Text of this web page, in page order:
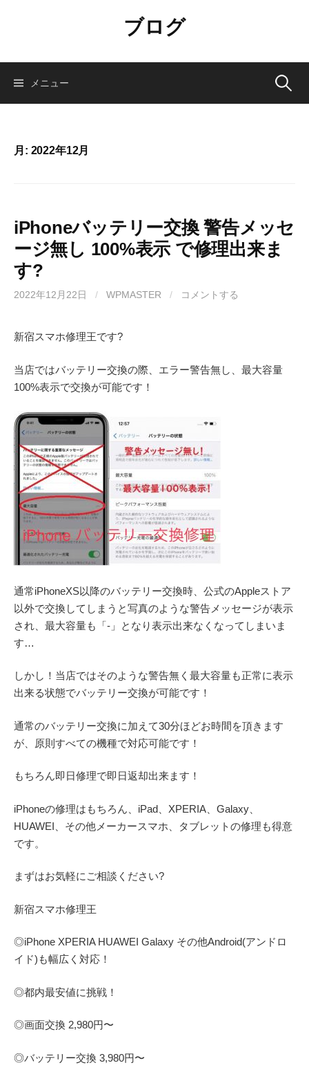
ン
ブログ
メニュー 検
月: 2022年12月
iPhoneバッテリー交換 警告メッセ
ージ無し 100%表示 で修理出来ま
す?
2022年12月22日 / WPMASTER / コメントする
新宿スマホ修理王です?
当店ではバッテリー交換の際、エラー警告無し、最大容量
100%表示で交換が可能です！
通常iPhoneXS以降のバッテリー交換時、公式のAppleストア
以外で交換してしまうと写真のような警告メッセージが表示
され、最大容量も「‐ 」となり表示出来なくなってしまいま
す…
しかし！当店ではそのような警告無く最大容量も正常に表示
出来る状態でバッテリー交換が可能です！
通常のバッテリー交換に加えて30分ほどお時間を頂きます
が、原則すべての機種で対応可能です！
もちろん即日修理で即日返却出来ます！
iPhoneの修理はもちろん、 iPad XPERIA Galaxy
HUAWEI 、その他メーカースマホ、タブレットの修理も得意
です。
まずはお気軽にご相談ください?
新宿スマホ修理王
◎iPhone XPERIA HUAWEI Galaxy その他Android(アンドロ
イド) も幅広く対応！
◎都内最安値に挑戦！
◎画面交換 2,980円〜
◎バッテリー交換 3,980円〜